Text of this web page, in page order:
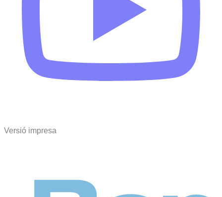
Versió impresa